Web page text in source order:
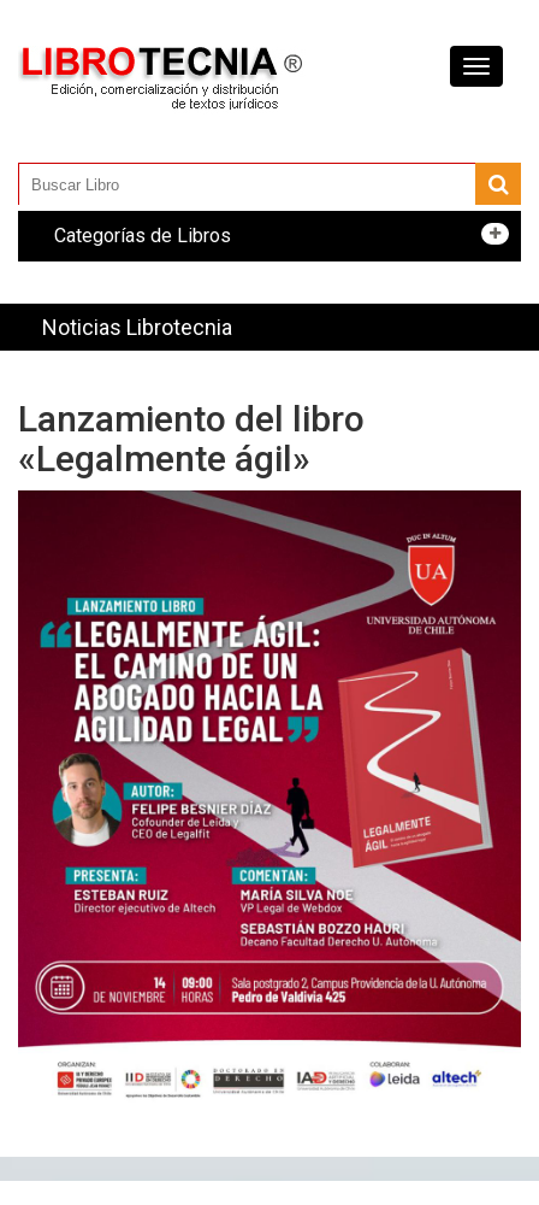
Toggle
Categorías de Libros
Noticias Librotecnia
Lanzamiento del libro
«Legalmente ágil»